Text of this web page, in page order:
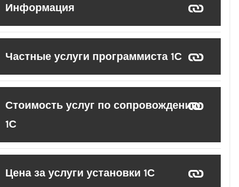
Информация
Частные услуги программиста 1С
Стоимость услуг по сопровождению
1С
Цена за услуги установки 1С